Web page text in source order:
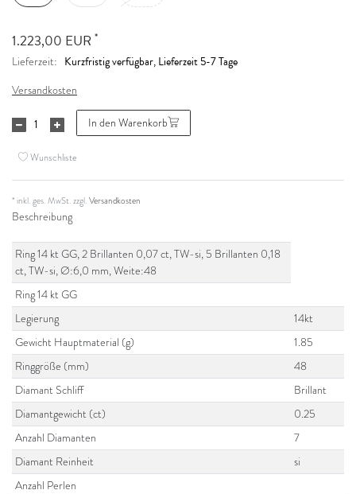
1.223,00 EUR *
Lieferzeit: Kurzfristig verfügbar, Lieferzeit 5-7 Tage
Versandkosten
In den Warenkorb
Wunschliste
* inkl. ges. MwSt. zzgl.Versandkosten
Beschreibung
Ring 14 kt GG, 2 Brillanten 0,07 ct, TW-si, 5 Brillanten 0,18
ct, TW-si, Ø:6,0 mm, Weite:48
Ring 14 kt GG
Legierung
14kt
Gewicht Hauptmaterial (g)
1.85
Ringgröße (mm)
48
Diamant Schliff
Brillant
Diamantgewicht (ct)
0.25
Anzahl Diamanten
7
Diamant Reinheit
si
Anzahl Perlen